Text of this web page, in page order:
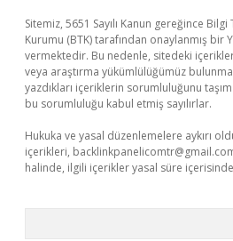
Sitemiz, 5651 Sayılı Kanun gereğince
Kurumu (BTK) tarafından onaylanmış bir
vermektedir. Bu nedenle, sitedeki
veya araştırma yükümlülüğümüz
yazdıkları içeriklerin sorumluluğunu
bu sorumluluğu kabul etmiş sayılırlar.
Hukuka ve yasal düzenlemelere aykırı
içerikleri,
halinde, ilgili içerikler yasal süre